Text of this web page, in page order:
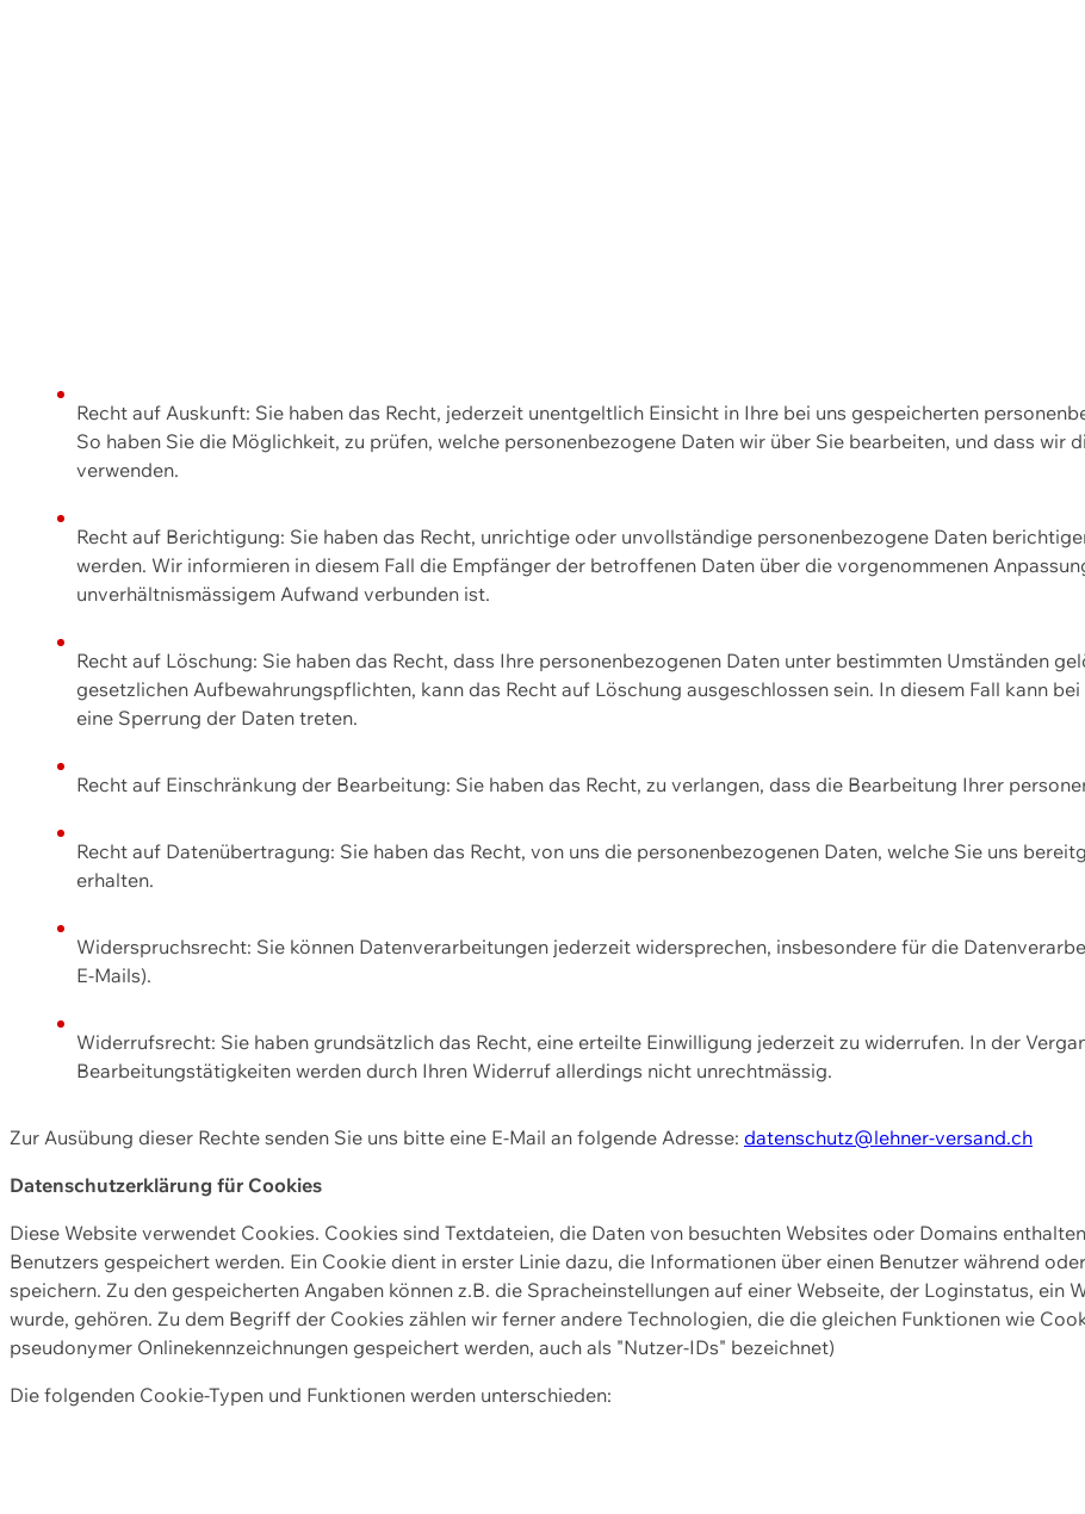
Recht auf Auskunft: Sie haben das Recht, jederzeit unentgeltlich Einsicht in Ihre bei uns gespeicherten
So haben Sie die Möglichkeit, zu prüfen, welche personenbezogene Daten wir über Sie bearbeiten, und dass wir
verwenden.
Recht auf Berichtigung: Sie haben das Recht, unrichtige oder unvollständige personenbezogene Daten
werden. Wir informieren in diesem Fall die Empfänger der betroffenen Daten über die vorgenommenen
unverhältnismässigem Aufwand verbunden ist.
Recht auf Löschung: Sie haben das Recht, dass Ihre personenbezogenen Daten unter bestimmten Umständen
gesetzlichen Aufbewahrungspflichten, kann das Recht auf Löschung ausgeschlossen sein. In diesem Fall kann
eine Sperrung der Daten treten.
Recht auf Einschränkung der Bearbeitung: Sie haben das Recht, zu verlangen, dass die Bearbeitung Ihrer
Recht auf Datenübertragung: Sie haben das Recht, von uns die personenbezogenen Daten, welche Sie uns
erhalten.
Widerspruchsrecht: Sie können Datenverarbeitungen jederzeit widersprechen, insbesondere für die
E-Mails).
Widerrufsrecht: Sie haben grundsätzlich das Recht, eine erteilte Einwilligung jederzeit zu widerrufen. In der
Bearbeitungstätigkeiten werden durch Ihren Widerruf allerdings nicht unrechtmässig.
Zur Ausübung dieser Rechte senden Sie uns bitte eine E-Mail an folgende Adresse: datenschutz@lehner-versand.ch
Datenschutzerklärung für Cookies
Diese Website verwendet Cookies. Cookies sind Textdateien, die Daten von besuchten Websites oder Domains
Benutzers gespeichert werden. Ein Cookie dient in erster Linie dazu, die Informationen über einen Benutzer während
speichern. Zu den gespeicherten Angaben können z.B. die Spracheinstellungen auf einer Webseite, der Loginstatus, ein
wurde, gehören. Zu dem Begriff der Cookies zählen wir ferner andere Technologien, die die gleichen Funktionen wie
pseudonymer Onlinekennzeichnungen gespeichert werden, auch als "Nutzer-IDs" bezeichnet)
Die folgenden Cookie-Typen und Funktionen werden unterschieden: